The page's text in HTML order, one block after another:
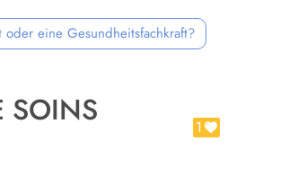
eine Gesundheitsfachkraft?
SOINS 1